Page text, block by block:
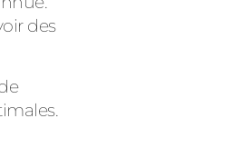
des